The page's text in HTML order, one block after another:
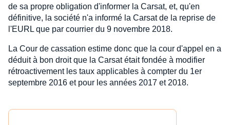
de sa propre obligation d'informer la Carsat, et, qu'en
définitive, la société n'a informé la Carsat de la reprise de
l'EURL que par courrier du 9 novembre 2018.
La Cour de cassation estime donc que la cour d'appel en a
déduit à bon droit que la Carsat était fondée à modifier
rétroactivement les taux applicables à compter du 1er
septembre 2016 et pour les années 2017 et 2018.